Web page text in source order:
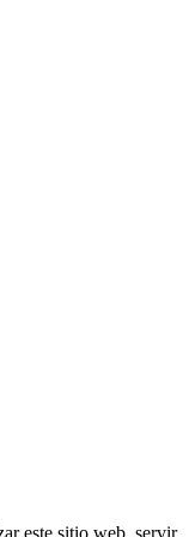
este sitio web, servir